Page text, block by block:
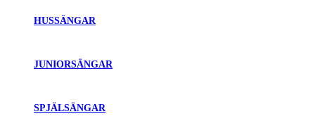
HUSSÄNGAR
JUNIORSÄNGAR
SPJÄLSÄNGAR